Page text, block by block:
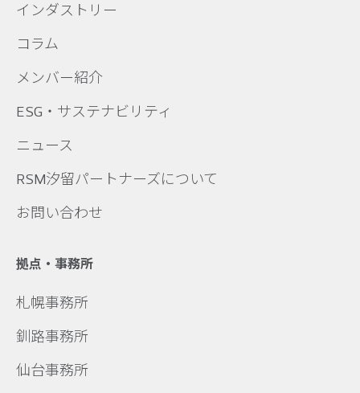
インダストリー
コラム
メンバー紹介
ESG・サステナビリティ
ニュース
RSM汐留パートナーズについて
お問い合わせ
拠点・事務所
札幌事務所
釧路事務所
仙台事務所